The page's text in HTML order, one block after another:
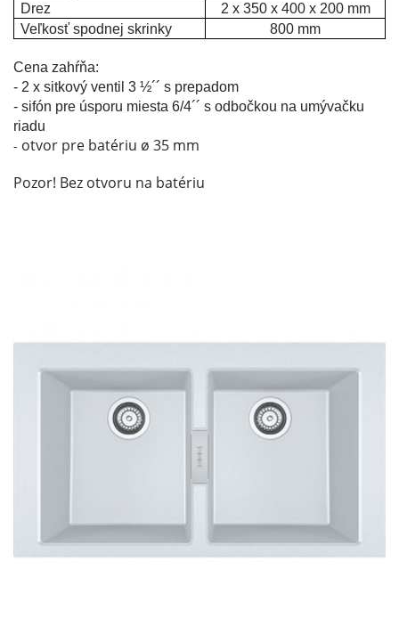
Drez
2 x 350 x 400 x 200 mm
Veľkosť spodnej skrinky
800 mm
Cena zahŕňa:
- 2 x sitkový ventil 3 ½´´ s prepadom
- sifón pre úsporu miesta 6/4´´ s odbočkou na umývačku
riadu
- otvor pre batériu ø 35 mm
Pozor! Bez otvoru na batériu